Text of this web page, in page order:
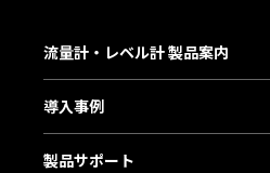
流量計・レベル計 製品案内
導入事例
製品サポート